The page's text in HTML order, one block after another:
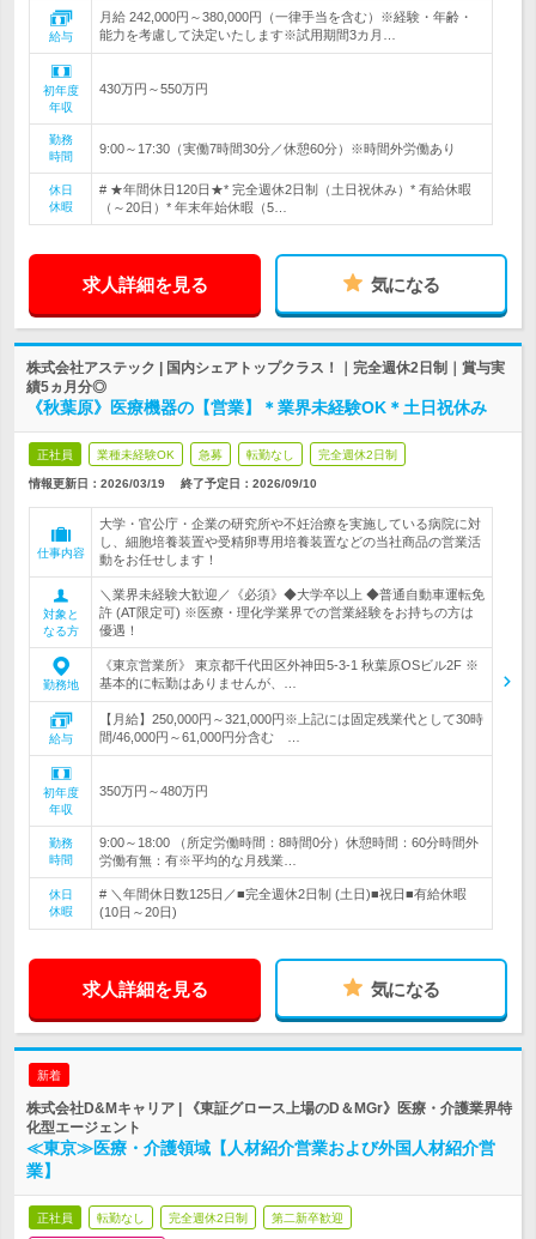
給与
月給 242,000円～380,000円（一律手当を含む）※経験・年齢・
能力を考慮して決定いたします※試用期間3カ月…
初年度
年収
430万円～550万円
勤務
時間
9:00～17:30（実働7時間30分／休憩60分）※時間外労働あり
休日
休暇
# ★年間休日120日★* 完全週休2日制（土日祝休み）* 有給休暇
（～20日）* 年末年始休暇（5…
求人詳細を見る 気になる
株式会社アステック | 国内シェアトップクラス！｜完全週休2日制｜賞与実
績5ヵ月分◎
《秋葉原》医療機器の【営業】＊業界未経験OK＊土日祝休み
正社員 業種未経験OK 急募 転勤なし 完全週休2日制
情報更新日：2026/03/19 終了予定日： 2026/09/10
仕事内容
大学・官公庁・企業の研究所や不妊治療を実施している病院に対
し、細胞培養装置や受精卵専用培養装置などの当社商品の営業活
動をお任せします！
対象と
なる方
＼業界未経験大歓迎／《必須》◆大学卒以上 ◆普通自動車運転免
許 (AT限定可) ※医療・理化学業界での営業経験をお持ちの方は
優遇！
勤務地
《東京営業所》 東京都千代田区外神田5-3-1 秋葉原OSビル2F ※
基本的に転勤はありませんが、…
給与
【月給】250,000円～321,000円※上記には固定残業代として30時
間/46,000円～61,000円分含む …
初年度
年収
350万円～480万円
勤務
時間
9:00～18:00 （所定労働時間：8時間0分）休憩時間：60分時間外
労働有無：有※平均的な月残業…
休日
休暇
# ＼年間休日数125日／■完全週休2日制 (土日)■祝日■有給休暇
(10日～20日)
求人詳細を見る 気になる
新着
株式会社D&Mキャリア | 《東証グロース上場のD＆MGr》医療・介護業界特
化型エージェント
≪東京≫医療・介護領域【人材紹介営業および外国人材紹介営
業】
正社員 転勤なし 完全週休2日制 第二新卒歓迎